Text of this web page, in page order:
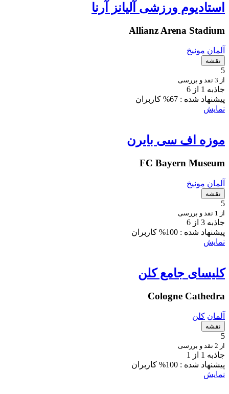
استادیوم ورزشی آلیانز آرنا
Allianz Arena Stadium
آلمان مونیخ
نقشه
5
از 3 نقد و بررسی
جاذبه 1 از 6
پیشنهاد شده : 67% کاربران
نمایش
موزه اف سی بایرن
FC Bayern Museum
آلمان مونیخ
نقشه
5
از 1 نقد و بررسی
جاذبه 3 از 6
پیشنهاد شده : 100% کاربران
نمایش
كليساى جامع كلن
Cologne Cathedra
آلمان کلن
نقشه
5
از 2 نقد و بررسی
جاذبه 1 از 1
پیشنهاد شده : 100% کاربران
نمایش